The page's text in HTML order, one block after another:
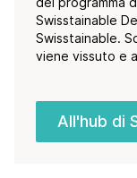
Swisstainable
Swisstainable.
viene vissuto e
All'hub di